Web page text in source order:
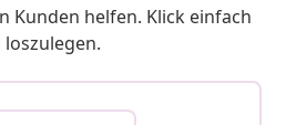
Kunden helfen. Klick einfach